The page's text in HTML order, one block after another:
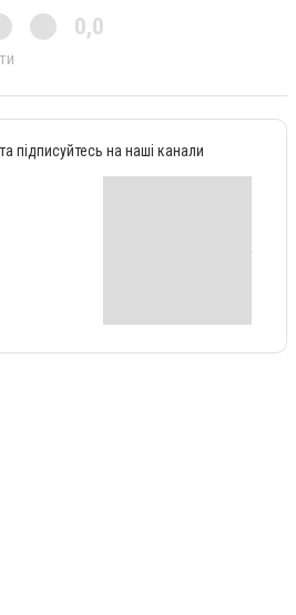
0,0
підписуйтесь на наші канали